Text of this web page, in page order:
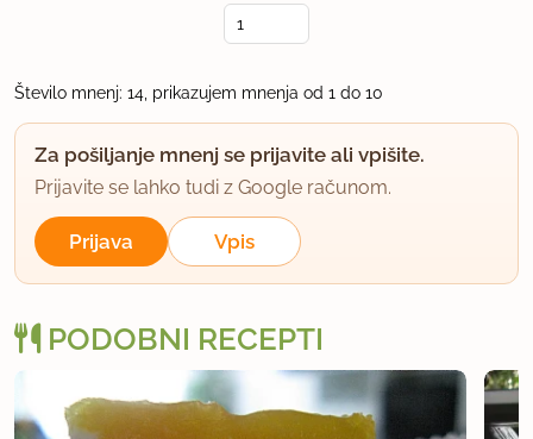
član od 2008 13 sporočil
Odlično pecivo
član od 2004 5 sporočil
15.3.2012 ob 19:36
Število mnenj: 14, prikazujem mnenja od 1 do 10
Za pošiljanje mnenj se prijavite ali vpišite.
Prijavite se lahko tudi z Google računom.
Prijava Vpis
PODOBNI RECEPTI